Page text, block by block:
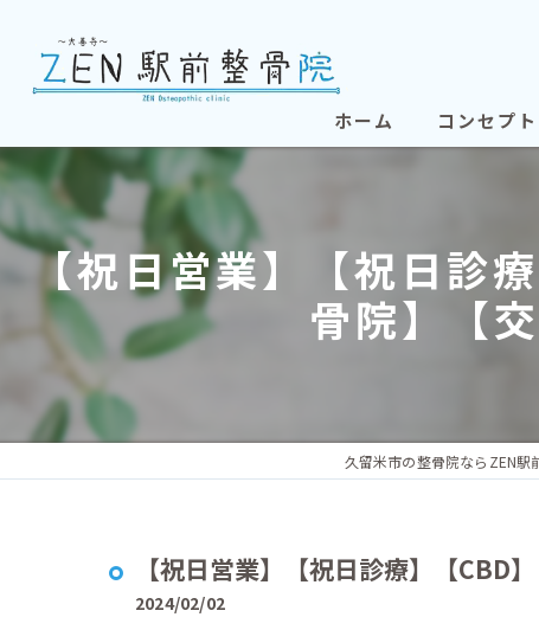
ホーム コンセプト
【祝日営業】【祝日診
骨院】【
久留米市の整骨院ならZEN駅
【祝日営業】【祝日診療】【CBD
2024/02/02